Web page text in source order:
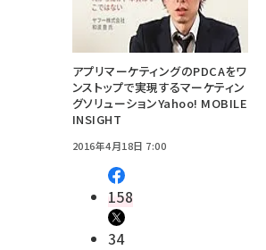
アプリマーケティングのPDCAをワ
ンストップで実現するマーケティン
グソリューションYahoo! MOBILE
INSIGHT
2016年4月18日 7:00
158
34